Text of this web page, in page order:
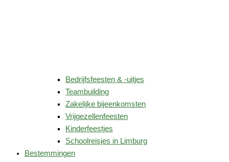
Bedrijfsfeesten & -uitjes
Teambuilding
Zakelijke bijeenkomsten
Vrijgezellenfeesten
Kinderfeestjes
Schoolreisjes in Limburg
Bestemmingen